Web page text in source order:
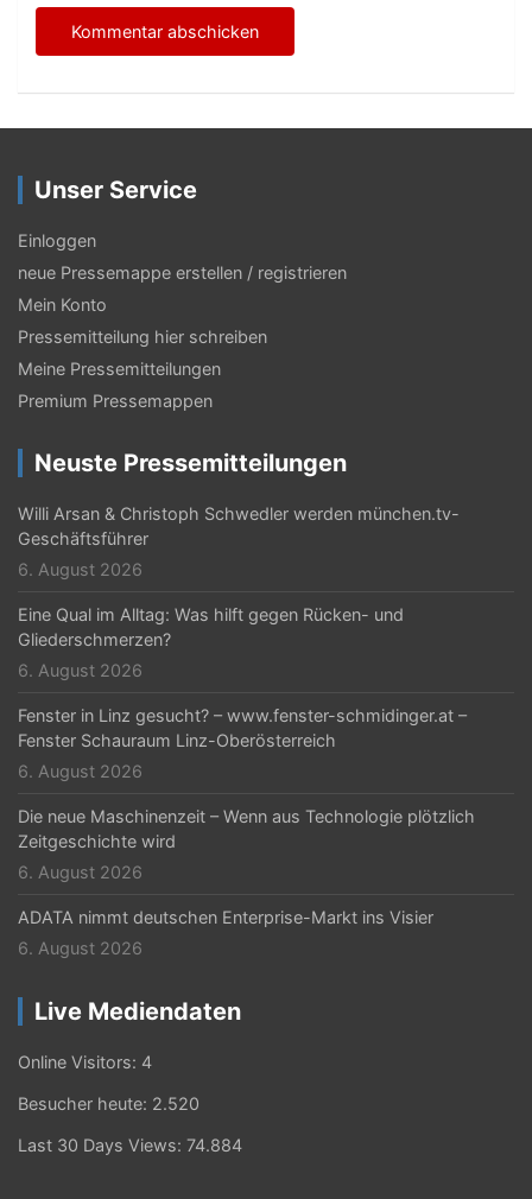
Unser Service
Einloggen
neue Pressemappe erstellen / registrieren
Mein Konto
Pressemitteilung hier schreiben
Meine Pressemitteilungen
Premium Pressemappen
Neuste Pressemitteilungen
Willi Arsan & Christoph Schwedler werden münchen.tv-
Geschäftsführer
6. August 2026
Eine Qual im Alltag: Was hilft gegen Rücken- und
Gliederschmerzen?
6. August 2026
Fenster in Linz gesucht? – www.fenster-schmidinger.at –
Fenster Schauraum Linz-Oberösterreich
6. August 2026
Die neue Maschinenzeit – Wenn aus Technologie plötzlich
Zeitgeschichte wird
6. August 2026
ADATA nimmt deutschen Enterprise-Markt ins Visier
6. August 2026
Live Mediendaten
Online Visitors: 4
Besucher heute: 2.520
Last 30 Days Views: 74.884